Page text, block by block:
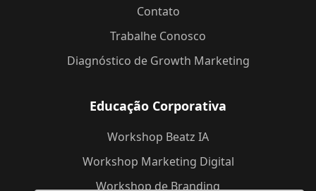
Contato
Trabalhe Conosco
Diagnóstico de Growth Marketing
Educação Corporativa
Workshop Beatz IA
Workshop Marketing Digital
Workshop de Branding